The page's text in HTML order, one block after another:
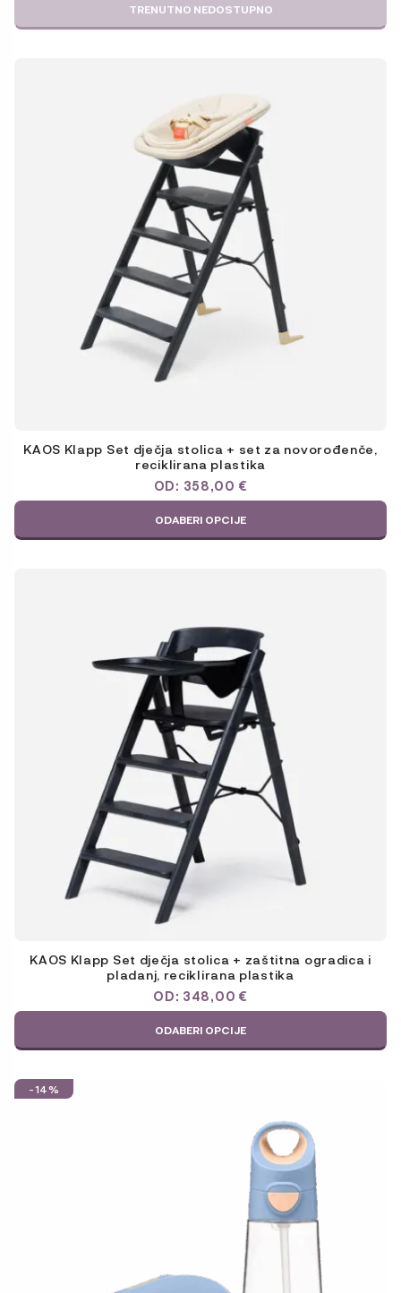
JE:
34,98 €.
29,99 €.
TRENUTNO NEDOSTUPNO
KAOS Klapp Set dječja stolica + set za novorođenče,
reciklirana plastika
OD: 358,00 €
ODABERI OPCIJE
KAOS Klapp Set dječja stolica + zaštitna ogradica i
pladanj, reciklirana plastika
OD: 348,00 €
ODABERI OPCIJE
-14%